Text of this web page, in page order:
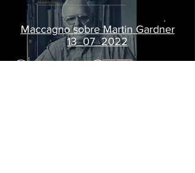
Maccagno sobre Martin Gardner
13_07_2022